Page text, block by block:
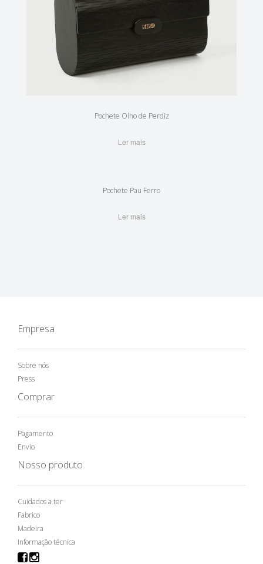
Pochete Olho de Perdiz
Ler mais
Pochete Pau Ferro
Ler mais
Empresa
Sobre nós
Press
Comprar
Pagamento
Envio
Nosso produto
Cuidados a ter
Fabrico
Madeira
Informação técnica